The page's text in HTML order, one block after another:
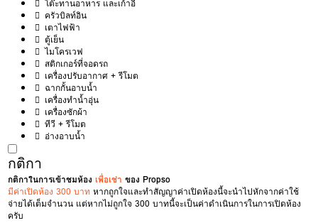
โต๊ะทานอาหาร และเก้าอี้
ครัวบิลท์อิน
เตาไฟฟ้า
ตู้เย็น
ไมโครเวฟ
สติกเกอร์ที่จอดรถ
เครื่องปรับอากาศ + รีโมต
ฉากกั้นอาบน้ำ
เครื่องทำน้ำอุ่น
เครื่องซักผ้า
ทีวี + รีโมต
อ่างอาบน้ำ
กติกา
กติกาในการเข้าชมห้องเพื่อเช่า ของ Propso
มีค่าเปิดห้อง 300 บาท หากถูกใจและทำสัญญาค่าเปิดห้องนี้จะนำไปหักจากค่าใช้
จ่ายได้เต็มจำนวน แต่หากไม่ถูกใจ 300 บาทนี้จะเป็นค่าดำเนินการในการเปิดห้อง
ครับ